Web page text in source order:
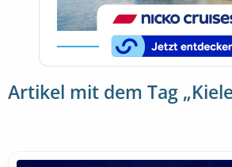
Artikel mit dem Tag